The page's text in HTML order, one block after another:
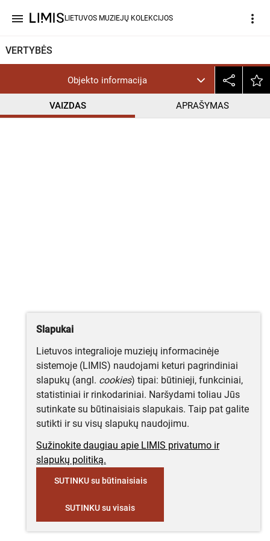
menu LIETUVOS MUZIEJŲ KOLEKCIJOS more_vert
VERTYBĖS
Objekto informacija
VAIZDAS APRAŠYMAS
help_outline
Slapukai
Lietuvos integralioje muziejų informacinėje
sistemoje (LIMIS) naudojami keturi pagrindiniai
slapukų (angl. cookies) tipai: būtinieji, funkciniai,
statistiniai ir rinkodariniai. Naršydami toliau Jūs
sutinkate su būtinaisiais slapukais. Taip pat galite
sutikti ir su visų slapukų naudojimu.
Sužinokite daugiau apie LIMIS privatumo ir
slapukų politiką.
SUTINKU su būtinaisiais
SUTINKU su visais